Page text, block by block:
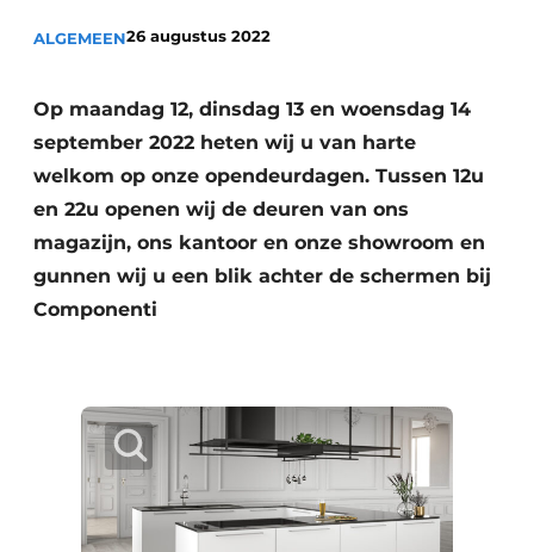
Vacature aanmelden
ALGEMEEN26 augustus 2022
Op maandag 12, dinsdag 13 en woensdag 14
september 2022 heten wij u van harte
welkom op onze opendeurdagen. Tussen 12u
en 22u openen wij de deuren van ons
magazijn, ons kantoor en onze showroom en
gunnen wij u een blik achter de schermen bij
Componenti